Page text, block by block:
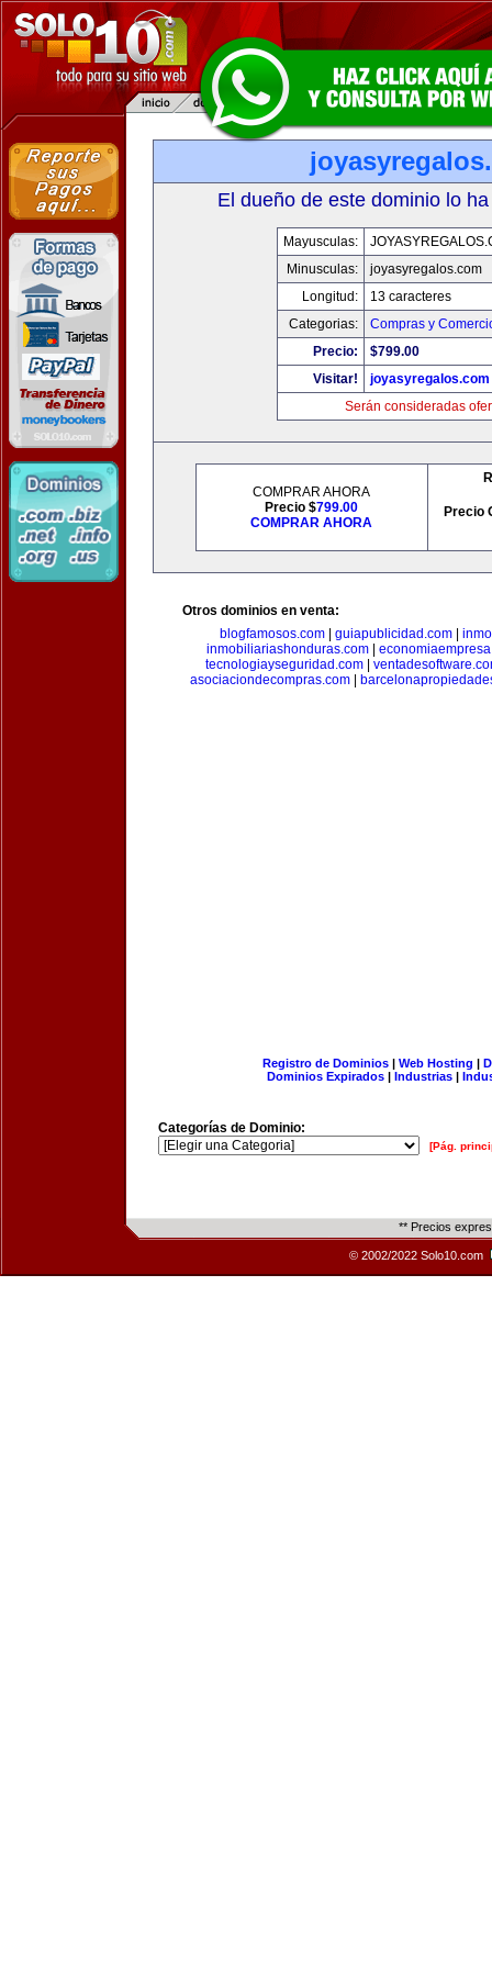
El dueño de este dominio lo
Mayusculas:
Minusculas:
joyasyregalos.com
Longitud:
13 caracteres
Categorias:
Compras y
Precio:
$799.00
Visitar!
joyasyregalos.com
Serán consideradas
COMPRAR AHORA
Precio $799.00
COMPRAR AHORA
Precio
Otros dominios en venta:
blogfamosos.com
guiapublicidad.com
inmobiliariashonduras.com
tecnologiayseguridad.com|
asociaciondecompras.com|
Registro de Dominios| Web Hosting |
Dominios Expirados | Industrias |
Categorías de Dominio:
[Pág.
** Precios
© 2002/2022 Solo10.com